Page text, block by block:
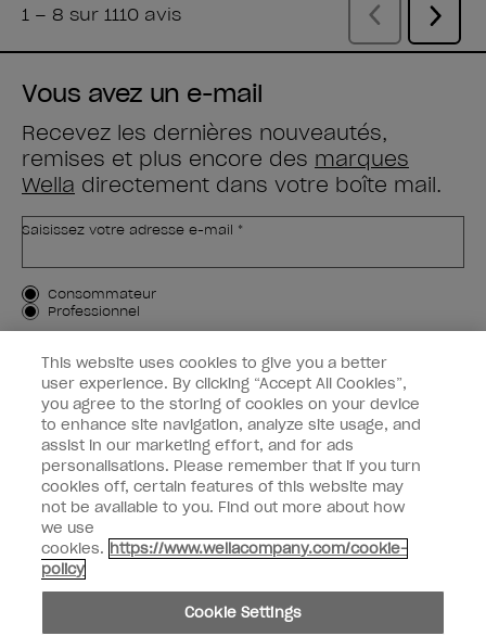
Vous avez un e-mail
Recevez les dernières nouveautés,
remises et plus encore des marques
Wella directement dans votre boîte mail.
Saisissez votre adresse e-mail *
Type de client
Consommateur
Professionnel
M'INSCRIRE
Informations clients
OPI & vous
instagramfacebook
This website uses cookies to give you a better
user experience. By clicking “Accept All Cookies”,
you agree to the storing of cookies on your device
to enhance site navigation, analyze site usage, and
assist in our marketing effort, and for ads
personalisations. Please remember that if you turn
cookies off, certain features of this website may
not be available to you. Find out more about how
we use
cookies. https://www.wellacompany.com/cookie-
policy
Cookie Settings